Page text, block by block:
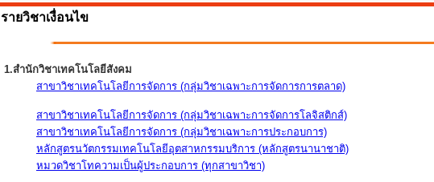
รายวิชาเงื่อนไข
1.สำนักวิชาเทคโนโลยีสังคม
สาขาวิชาเทคโนโลยีการจัดการ (กลุ่มวิชาเฉพาะการจัดการการตลาด)
สาขาวิชาเทคโนโลยีการจัดการ (กลุ่มวิชาเฉพาะการจัดการโลจิสติกส์)
สาขาวิชาเทคโนโลยีการจัดการ (กลุ่มวิชาเฉพาะการประกอบการ)
หลักสูตรนวัตกรรมเทคโนโลยีอุตสาหกรรมบริการ (หลักสูตรนานาชาติ)
หมวดวิชาโทความเป็นผู้ประกอบการ (ทุกสาขาวิชา)